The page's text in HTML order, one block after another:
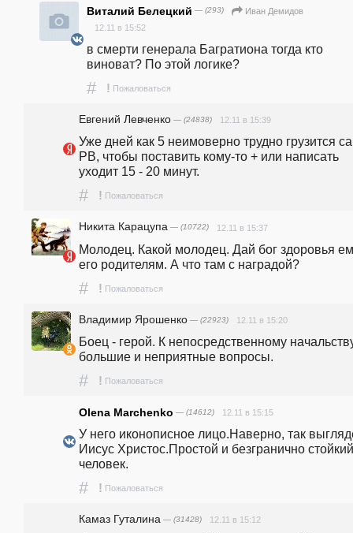
Виталий Белецкий — (293)
Иван Демидов
12.11 в 15:52
в смерти генерала Багратиона тогда кто
виноват? По этой логике?
# ! Пожаловаться
Евгений Левченко — (24838) 12.11 в 15:39
Уже дней как 5 неимоверно трудно грузится
РВ, чтобы поставить кому-то + или написать
уходит 15 - 20 минут.
# ! Пожаловаться
Никита Карацупа — (10722) 12.11 в 15:37
Молодец. Какой молодец. Дай бог здоровья
его родителям. А что там с наградой?
# ! Пожаловаться
Владимир Ярошенко — (22923) 12.11 в 15:20
Боец - герой. К непосредственному
большие и неприятные вопросы.
# ! Пожаловаться
Olena Marchenko — (14612) 12.11 в 15:15
У него иконописное лицо.Наверно, так
Иисус Христос.Простой и безгранично стойкий
человек.
# ! Пожаловаться
Камaз Гутaлина — (31428) 12.11 в 15:12